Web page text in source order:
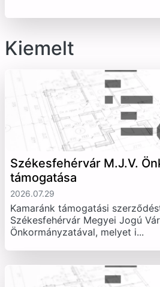
Kiemelt
Székesfehérvár M.J.V.
támogatása
2026.07.29
Kamaránk támogatási
Székesfehérvár Megyei Jogú
Önkormányzatával, melyet i...